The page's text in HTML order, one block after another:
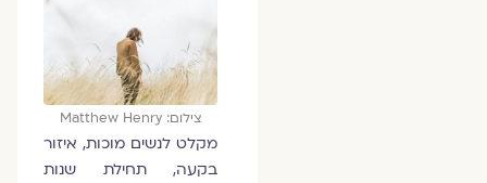
צילום: ‏Matthew Henry
מקלט לנשים מוכות, איזור
בקעה, תחילת שנות